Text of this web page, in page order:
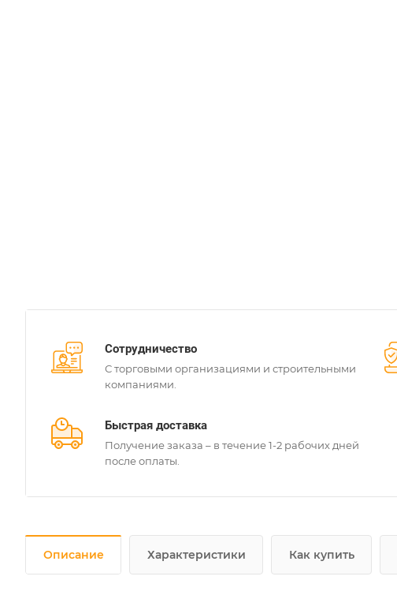
Сотрудничество
С торговыми организациями и строительными
компаниями.
Быстрая доставка
Получение заказа – в течение 1-2 рабочих дней
после оплаты.
Описание Характеристики Как купить